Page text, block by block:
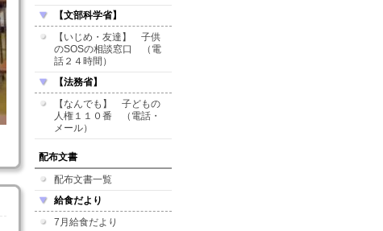
【文部科学省】
【いじめ・友達】 子供
のSOSの相談窓口 （電
話２４時間）
【法務省】
【なんでも】 子どもの
人権１１０番 （電話・
メール）
配布文書
配布文書一覧
給食だより
7月給食だより